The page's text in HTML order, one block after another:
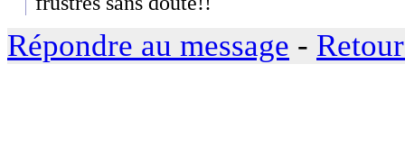
Répondre au message -